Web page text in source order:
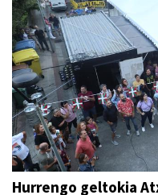
Hurrengo geltokia